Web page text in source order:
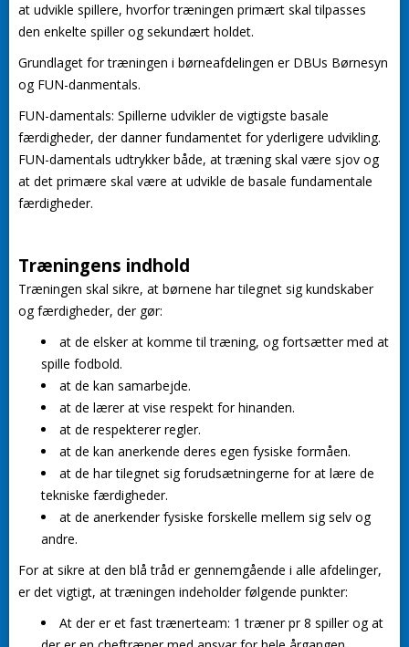
at udvikle spillere, hvorfor træningen primært skal tilpasses
den enkelte spiller og sekundært holdet.
Grundlaget for træningen i børneafdelingen er DBUs Børnesyn
og FUN-danmentals.
FUN-damentals: Spillerne udvikler de vigtigste basale
færdigheder, der danner fundamentet for yderligere udvikling.
FUN-damentals udtrykker både, at træning skal være sjov og
at det primære skal være at udvikle de basale fundamentale
færdigheder.
Træningens indhold
Træningen skal sikre, at børnene har tilegnet sig kundskaber
og færdigheder, der gør:
at de elsker at komme til træning, og fortsætter med at
spille fodbold.
at de kan samarbejde.
at de lærer at vise respekt for hinanden.
at de respekterer regler.
at de kan anerkende deres egen fysiske formåen.
at de har tilegnet sig forudsætningerne for at lære de
tekniske færdigheder.
at de anerkender fysiske forskelle mellem sig selv og
andre.
For at sikre at den blå tråd er gennemgående i alle afdelinger,
er det vigtigt, at træningen indeholder følgende punkter:
At der er et fast trænerteam: 1 træner pr 8 spiller og at